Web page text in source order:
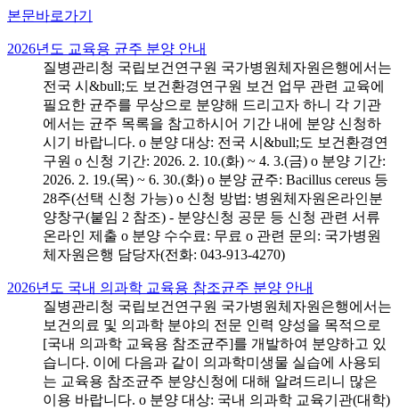
본문바로가기
2026년도 교육용 균주 분양 안내
질병관리청 국립보건연구원 국가병원체자원은행에서는
전국 시&bull;도 보건환경연구원 보건 업무 관련 교육에
필요한 균주를 무상으로 분양해 드리고자 하니 각 기관
에서는 균주 목록을 참고하시어 기간 내에 분양 신청하
시기 바랍니다. o 분양 대상: 전국 시&bull;도 보건환경연
구원 o 신청 기간: 2026. 2. 10.(화) ~ 4. 3.(금) o 분양 기간:
2026. 2. 19.(목) ~ 6. 30.(화) o 분양 균주: Bacillus cereus 등
28주(선택 신청 가능) o 신청 방법: 병원체자원온라인분
양창구(붙임 2 참조) - 분양신청 공문 등 신청 관련 서류
온라인 제출 o 분양 수수료: 무료 o 관련 문의: 국가병원
체자원은행 담당자(전화: 043-913-4270)
2026년도 국내 의과학 교육용 참조균주 분양 안내
질병관리청 국립보건연구원 국가병원체자원은행에서는
보건의료 및 의과학 분야의 전문 인력 양성을 목적으로
[국내 의과학 교육용 참조균주]를 개발하여 분양하고 있
습니다. 이에 다음과 같이 의과학미생물 실습에 사용되
는 교육용 참조균주 분양신청에 대해 알려드리니 많은
이용 바랍니다. o 분양 대상: 국내 의과학 교육기관(대학)